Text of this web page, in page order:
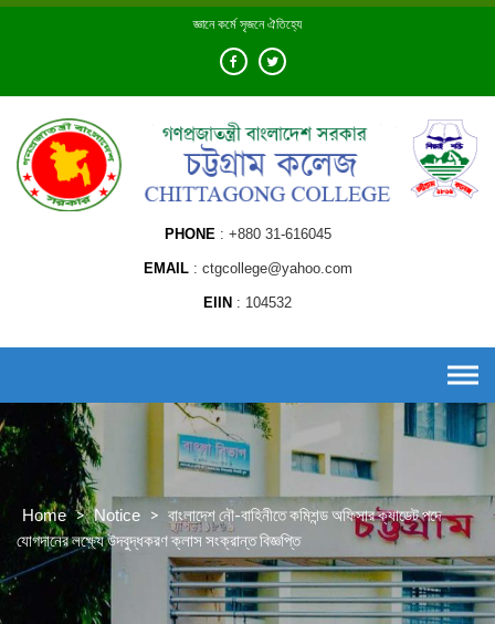
Skip
জ্ঞানে কর্মে সৃজনে ঐতিহ্যে
PHONE +880 31-616045
EMAIL ctgcollege@yahoo.com
EIIN 104532
Home > Notice > বাংলাদেশ নৌ-বাহিনীতে কমিশন্ড অফিসার ক্যাডেট পদে
যোগদানের লক্ষ্যে উদবুদ্ধকরণ ক্লাস সংক্রান্ত বিজ্ঞপ্তি